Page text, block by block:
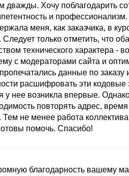
Хочу поблагодарить
и
меня, как заказчика, в
Следует только отметить, что
технического характера -
с модераторами сайта и
данные по заказу
расшифровать эти кодовые
у нее возникла впервые.
повторять адрес,
Тем не менее работа
помочь. Спасибо!
благодарность вашему